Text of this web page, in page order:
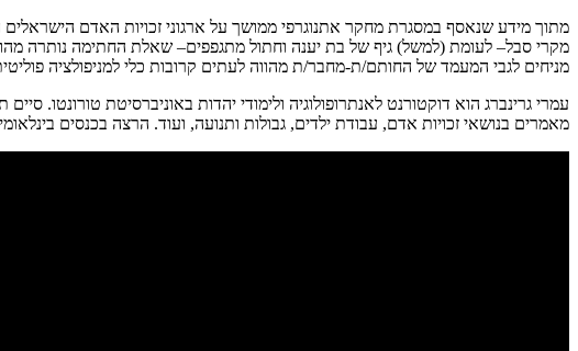
מתוך מידע שנאסף במסגרת מחקר אתנוגרפי ממושך על ארגוני זכויות האדם
מקרי סבל– לעומת (למשל) גיף של בת יענה וחתול מתגפפים– שאלת החתימה נותרה
מניחים לגבי המעמד של החותם/ת-מחבר/ת מהווה לעתים קרובות כלי למניפולציה
מאמרים בנושאי זכויות אדם, עבודת ילדים, גבולות ותנועה, ועוד. הרצה בכנסים